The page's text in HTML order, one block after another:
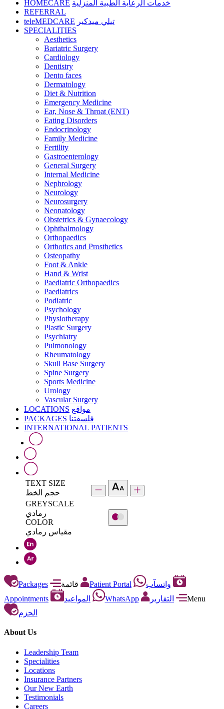
HOMECARE خدمات الرعاية الطبية المنزلية
REFERRAL
teleMEDCARE تيلي ميدكير
SPECIALITIES
Aesthetics
Bariatric Surgery
Cardiology
Dentistry
Dento faces
Dermatology
Diet & Nutrition
Emergency Medicine
Ear, Nose & Throat (ENT)
Eating Disorders
Endocrinology
Family Medicine
Fertility
Gastroenterology
General Surgery
Internal Medicine
Nephrology
Neurology
Neurosurgery
Neonatology
Obstetrics & Gynaecology
Ophthalmology
Orthopaedics
Orthotics and Prosthetics
Osteopathy
Foot & Ankle
Hand & Wrist
Paediatric Orthopaedics
Paediatrics
Podiatric
Psychology
Physiotherapy
Plastic Surgery
Psychiatry
Pulmonology
Rheumatology
Skull Base Surgery
Spine Surgery
Sports Medicine
Urology
Vascular Surgery
LOCATIONS مواقع
PACKAGES فلسفتنا
INTERNATIONAL PATIENTS
TEXT SIZE
حجم الخط
GREYSCALE
رمادي
COLOR
مقياس رمادي
Packages Patient Portal
واتسآب
Appointments
المواعيد WhatsApp التقارير
Menu
الحزم
About Us
Leadership Team
Specialities
Locations
Insurance Partners
Our New Earth
Testimonials
Careers